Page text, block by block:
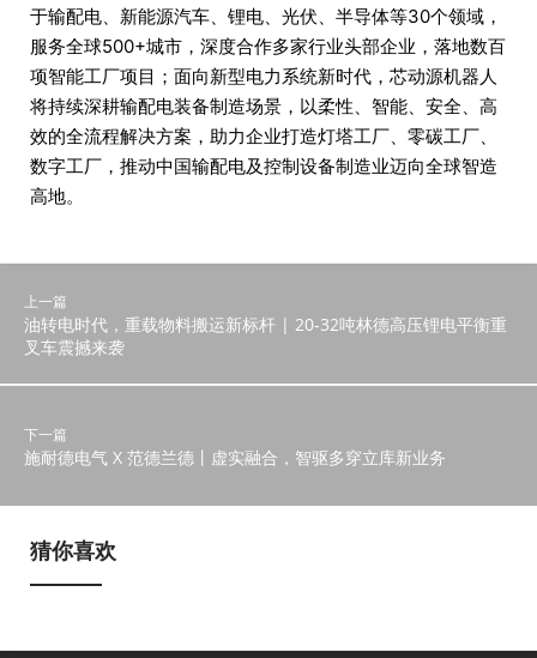
于输配电、新能源汽车、锂电、光伏、半导体等30个领域，
服务全球500+城市，深度合作多家行业头部企业，落地数百
项智能工厂项目；面向新型电力系统新时代，芯动源机器人
将持续深耕输配电装备制造场景，以柔性、智能、安全、高
效的全流程解决方案，助力企业打造灯塔工厂、零碳工厂、
数字工厂，推动中国输配电及控制设备制造业迈向全球智造
高地。
上一篇
油转电时代，重载物料搬运新标杆 | 20-32吨林德高压锂电平衡重
叉车震撼来袭
下一篇
施耐德电气 X 范德兰德丨虚实融合，智驱多穿立库新业务
猜你喜欢